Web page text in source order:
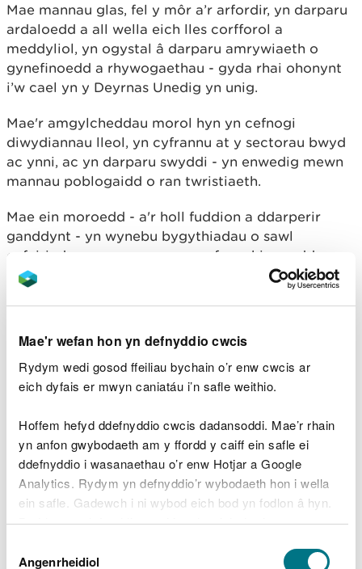
Mae'r wefan hon yn defnyddio cwcis
Rydym wedi gosod ffeiliau bychain o’r enw cwcis ar
eich dyfais er mwyn caniatáu i’n safle weithio.
Hoffem hefyd ddefnyddio cwcis dadansoddi. Mae’r rhain
yn anfon gwybodaeth am y ffordd y caiff ein safle ei
ddefnyddio i wasanaethau o’r enw Hotjar a Google
Analytics. Rydym yn defnyddio’r wybodaeth hon i wella
ein safle. Gadewch i ni wybod eich bod yn fodlon â hyn.
Byddwn yn defnyddio cwci i gadw eich dewis.
Gellirdarllen mwy am ein cwcis cyn i chi ddewis.
Caniatâd
Angenrheidiol
Mae mannau glas, fel y môr a’r arfordir, yn darparu
ardaloedd a all wella eich lles corfforol a
meddyliol, yn ogystal â darparu amrywiaeth o
gynefinoedd a rhywogaethau - gyda rhai ohonynt
i’w cael yn y Deyrnas Unedig yn unig.
Mae'r amgylcheddau morol hyn yn cefnogi
diwydiannau lleol, yn cyfrannu at y sectorau bwyd
ac ynni, ac yn darparu swyddi - yn enwedig mewn
mannau poblogaidd o ran twristiaeth.
Mae ein moroedd - a'r holl fuddion a ddarperir
ganddynt - yn wynebu bygythiadau o sawl
cyfeiriad, gan gynnwys yr argyfwng hinsawdd a
llygredd. Bwriad Y Môr a Ni yw galluogi unigolion,
cymunedau, a busnesau i newid eu perthynas â’r
a all gefnogi llesiant yn lleol, yn ogystal â diogelu’r
amgylcheddau arbennig hyn.
Dywedodd Kirsty Lindenbaum, uwch
“Mae ein harfordiroedd a’n moroedd wedi
llywio bywydau pobl Cymru ers milenia ac
maent yn rhan bwysig o’n dyfodol.
“Rydym yn falch o fod yn gweithio fel rhan
“Wrth weithio gyda’n gilydd, rydyn ni am